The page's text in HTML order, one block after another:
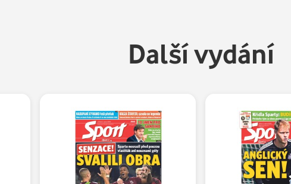
Další vydání